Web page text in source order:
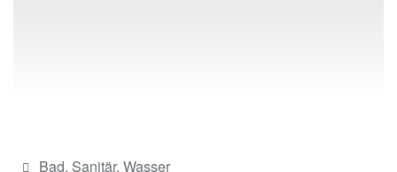
Bad, Sanitär, Wasser